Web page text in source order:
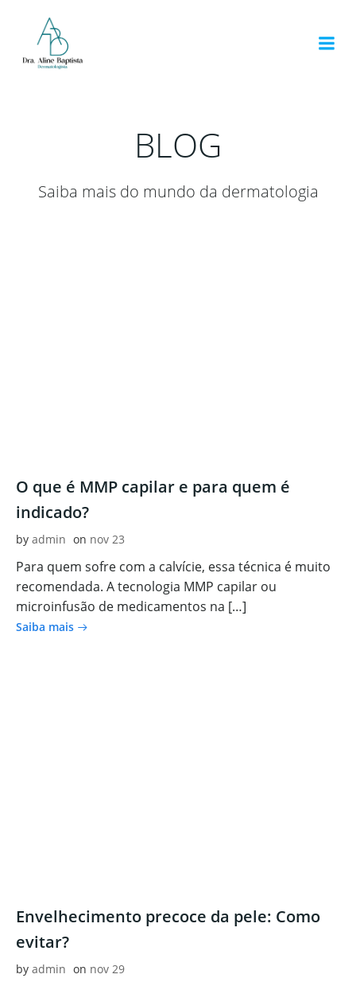
BLOG
Saiba mais do mundo da dermatologia
O que é MMP capilar e para quem é
indicado?
by admin on nov 23
Para quem sofre com a calvície, essa técnica é muito
recomendada. A tecnologia MMP capilar ou
microinfusão de medicamentos na […]
Saiba mais
Envelhecimento precoce da pele: Como
evitar?
by admin on nov 29